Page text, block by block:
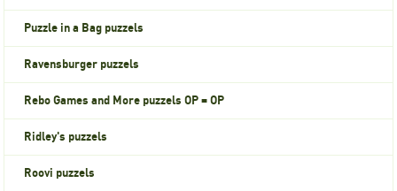
Puzzle in a Bag puzzels
Ravensburger puzzels
Rebo Games and More puzzels OP = OP
Ridley's puzzels
Roovi puzzels